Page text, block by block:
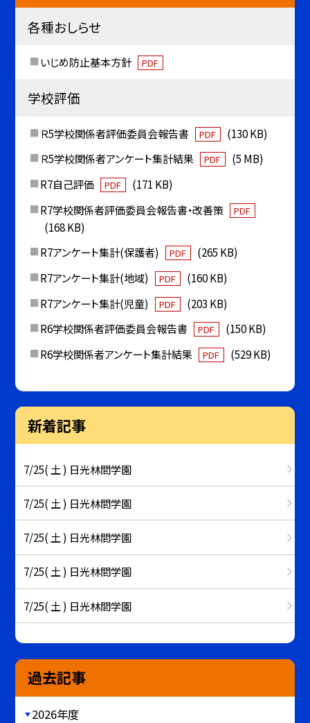
各種おしらせ
いじめ防止基本方針 PDF
学校評価
Ｒ5学校関係者評価委員会報告書 PDF
(130 KB)
Ｒ5学校関係者アンケート集計結果
PDF
(5 MB)
R7自己評価
PDF
(171 KB)
R7学校関係者評価委員会報告書・改善策
PDF
(168 KB)
R7アンケート集計(保護者)
PDF
(265 KB)
R7アンケート集計(地域)
PDF
(160 KB)
R7アンケート集計(児童)
PDF
(203 KB)
R6学校関係者評価委員会報告書
PDF
(150 KB)
R6学校関係者アンケート集計結果
PDF (529 KB)
新着記事
7/25( 土 ) 日光林間学園
7/25( 土 ) 日光林間学園
7/25( 土 ) 日光林間学園
7/25( 土 ) 日光林間学園
7/25( 土 ) 日光林間学園
過去記事
2026年度